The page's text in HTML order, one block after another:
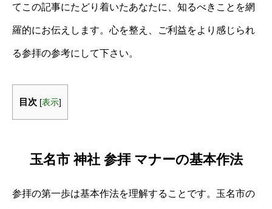
てこの記事にたどり着いたあなたに、知るべきことを網
羅的にお伝えします。心を整え、ご利益をより感じられ
る参拝の参考にして下さい。
目次 [表示]
玉名市 神社 参拝 マナーの基本作法
参拝の第一歩は基本作法を理解することです。玉名市の